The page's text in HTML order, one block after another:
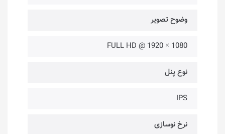
وضوح تصویر
1080 × 1920 @ FULL HD
نوع پنل
IPS
نرخ نوسازی